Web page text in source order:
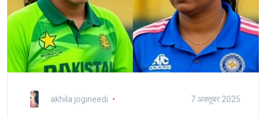
akhila jogineedi 7 अक्तूबर 2025